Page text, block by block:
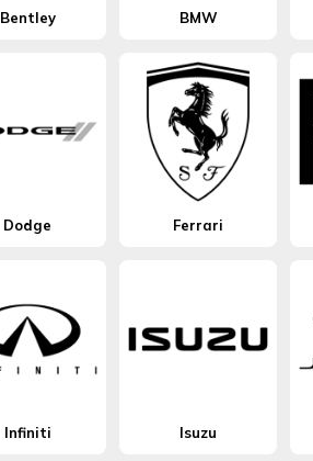
Bentley BMW
Dodge Ferrari
Infiniti Isuzu